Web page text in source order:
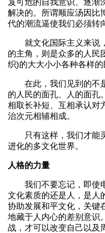
解决的。所谓顺应汤因比
代的潮流逼使我们必须转
就文化国际主义来说，
的主角，则是众多的人民
织)的大大小小各种各样的
在此，我们见到的不是
的人民的面孔、人的面孔
相取长补短、互相承认对
治次元相辅相成。
只有这样，我们才能灵
进化的多文化世界。
人格的力量
我们不要忘记，即使电
文化素质的还是人，是人
协助发展和平文化，关键
地藏于人内心的差别意识
战，才可以改变自己以及